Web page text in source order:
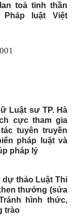
toả tinh thần
Pháp luật Việt
Luật sư TP. Hà
cực tham gia
tuyên truyền
pháp luật và
pháp lý
dự thảo Luật Thi
thưởng (sửa
hình thức,
trào